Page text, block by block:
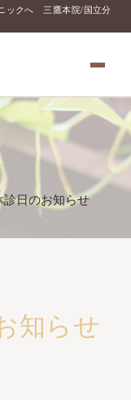
ックへ 三鷹本院/国立分
診日のお知らせ
知らせ